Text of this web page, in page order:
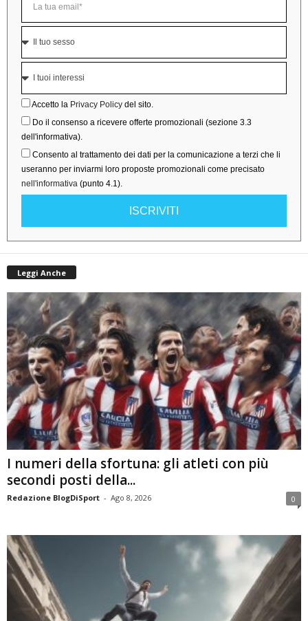
Accetto la Privacy Policy del sito.
Do il consenso a ricevere offerte promozionali (sezione 3.3
dell'informativa).
Consento al trattamento dei dati per la comunicazione a terzi che li
useranno per inviarmi loro proposte promozionali come precisato
nell'informativa (punto 4.1).
ISCRIVITI
Leggi Anche
I numeri della sfortuna: gli atleti con più
secondi posti della...
Redazione BlogDiSport - Ago 8, 2026 0